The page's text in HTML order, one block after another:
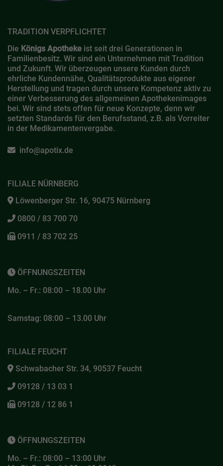
TRADITION VERPFLICHTET
Die Königs Apotheke ist seit drei Generationen in
Familienbesitz. Wir sind ein Unternehmen mit Tradition
und Zukunft. Wir überzeugen unsere Kunden durch
ehrliche Kundennähe, Qualitätsprodukte aus eigener
Herstellung und tragen durch unsere Kompetenz aktiv zu
einer Verbesserung des allgemeinen Apothekenimages
bei. Wir sind stets offen für neue Konzepte, denn wir
setzten Standards für den Berufsstand, z.B. als Vorreiter
in der Medikamentenvergabe.
info@apotix.de
FILIALE NÜRNBERG
Löwenberger Str. 16, 90475 Nürnberg
0800 / 83 700 70
0911 / 83 702 25
ÖFFNUNGSZEITEN
Mo. – Fr.: 08:00 – 18.00 Uhr
Samstag: 08:00 – 13.00 Uhr
FILIALE FEUCHT
Schwabacher Str. 34, 90537 Feucht
09128 / 13 03 1
09128 / 12 86 1
ÖFFNUNGSZEITEN
Mo. – Fr.: 08:00 – 13:00 Uhr